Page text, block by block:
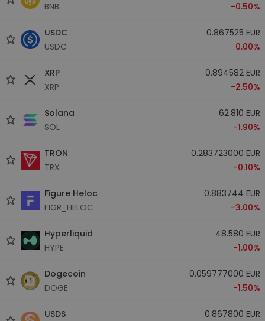
BNB
-0.50%
USDC
USDC
0.867525 EUR
0.00%
XRP
XRP
0.894582 EUR
-2.50%
Solana
SOL
62.810 EUR
-1.90%
TRON
TRX
0.283723000 EUR
-0.10%
Figure Heloc
FIGR_HELOC
0.883744 EUR
-3.00%
Hyperliquid
HYPE
48.580 EUR
-1.00%
Dogecoin
DOGE
0.059777000 EUR
-1.50%
USDS
0.867800 EUR